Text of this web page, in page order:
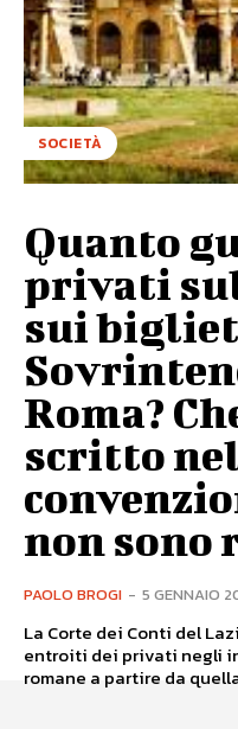
SOCIETÀ
Quanto
privati
sui
Roma?
scritto
non sono
PAOLO BROGI - 5 GENNAIO
La Corte dei Conti del
entroiti dei privati negli
romane a partire da